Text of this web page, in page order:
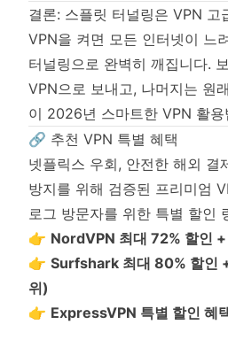
결론: 스플릿 터널링은 VPN 고
VPN을 켜면 모든 인터넷이 느
터널링으로 완벽히 깨집니다.
VPN으로 보내고, 나머지는 원
이 2026년 스마트한 VPN 활용
🔗 추천 VPN 특별 혜택
넷플릭스 우회, 안전한 해외 결
방지를 위해 검증된 프리미엄
로그 방문자를 위한 특별 할인
👉 NordVPN 최대 72% 할인
👉 Surfshark 최대 80% 할인
위)
👉 ExpressVPN 특별 할인 혜